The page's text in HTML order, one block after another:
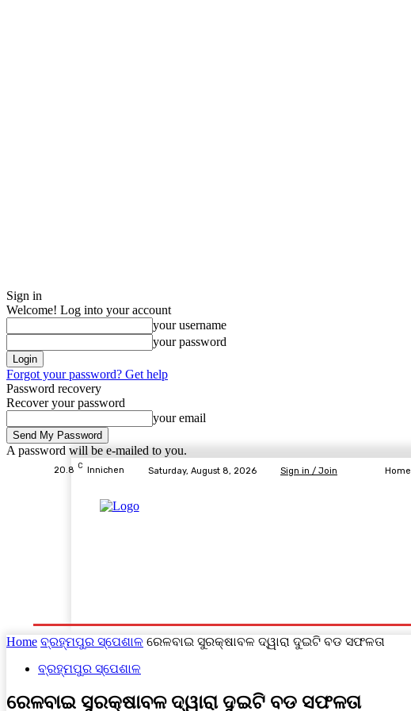
Sign in
Welcome! Log into your account
your username
your password
Forgot your password? Get help
Password recovery
Recover your password
your email
A password will be e-mailed to you.
20.8 C Innichen Saturday, August 8, 2026 Sign in / Join Home
Home ବ୍ରହ୍ମପୁର ସ୍ପେଶାଳ ରେଳବାଇ ସୁରକ୍ଷାବଳ ଦ୍ୱାରା ଦୁଇଟି ବଡ ସଫଳତା
ବ୍ରହ୍ମପୁର ସ୍ପେଶାଳ
ରେଳବାଇ ସୁରକ୍ଷାବଳ ଦ୍ୱାରା ଦୁଇଟି ବଡ ସଫଳତା